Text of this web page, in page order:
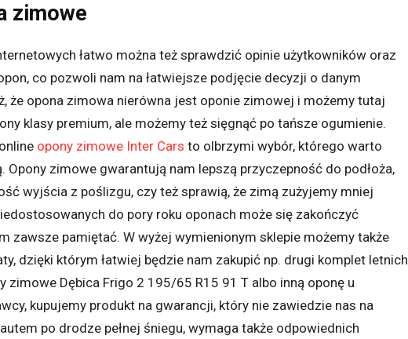
zimowe
łatwo można też sprawdzić opinie użytkowników oraz
co pozwoli nam na łatwiejsze podjęcie decyzji o danym
że opona zimowa nierówna jest oponie zimowej i możemy tutaj
klasy premium, ale możemy też sięgnąć po tańsze ogumienie.
opony zimowe Inter Cars to olbrzymi wybór, którego warto
Opony zimowe gwarantują nam lepszą przyczepność do podłoża,
wyjścia z poślizgu, czy też sprawią, że zimą zużyjemy mniej
do pory roku oponach może się zakończyć
zawsze pamiętać. W wyżej wymienionym sklepie możemy także
dzięki którym łatwiej będzie nam zakupić np. drugi komplet letnich
zimowe Dębica Frigo 2 195/65 R15 91 T albo inną oponę u
kupujemy produkt na gwarancji, który nie zawiedzie nas na
po drodze pełnej śniegu, wymaga także odpowiednich